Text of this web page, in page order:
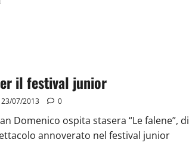
il festival junior
23/07/2013 0
Domenico ospita stasera “Le falene”, di
annoverato nel festival junior